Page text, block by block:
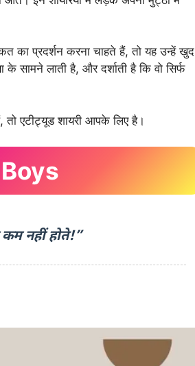
का प्रदर्शन करना चाहते हैं, तो यह उन्हें खुद
सामने लाती है, और दर्शाती है कि वो सिर्फ
एटीट्यूड शायरी आपके लिए है।
नहीं होते!”